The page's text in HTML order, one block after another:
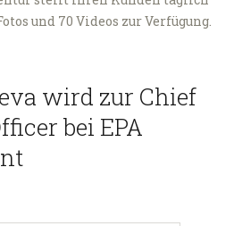
und 70 Videos zur Verfügung.
wird zur Chief
bei EPA